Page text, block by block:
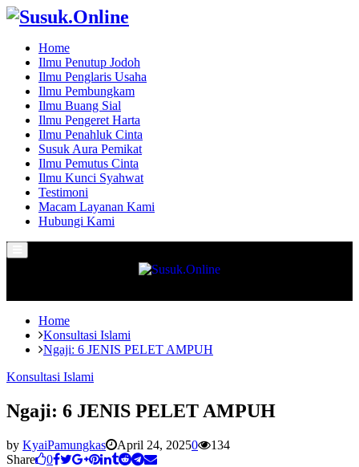
Home
Ilmu Penutup Jodoh
Ilmu Penglaris Usaha
Ilmu Pembungkam
Ilmu Buang Sial
Ilmu Pengeret Harta
Ilmu Penahluk Cinta
Susuk Aura Pemikat
Ilmu Pemutus Cinta
Ilmu Kunci Syahwat
Testimoni
Macam Layanan Kami
Hubungi Kami
Menu
Home
Konsultasi Islami
Ngaji: 6 JENIS PELET AMPUH
Konsultasi Islami
Ngaji: 6 JENIS PELET AMPUH
by KyaiPamungkas April 24, 20250
134
Share
0